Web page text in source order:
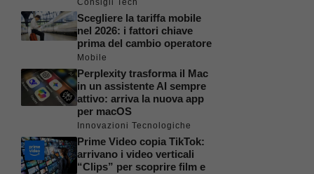
Consigli Tech
Scegliere la tariffa mobile
nel 2026: i fattori chiave
prima del cambio operatore
Mobile
Perplexity trasforma il Mac
in un assistente AI sempre
attivo: arriva la nuova app
per macOS
Innovazioni Tecnologiche
Prime Video copia TikTok:
arrivano i video verticali
“Clips” per scoprire film e